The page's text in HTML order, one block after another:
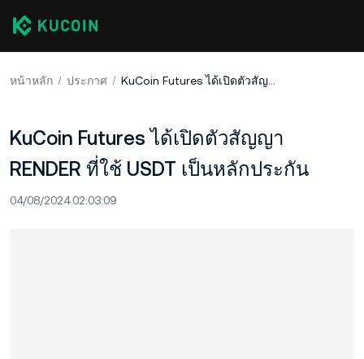
หน้าหลัก ประกาศ KuCoin Futures ได้เปิดตัวสัญญา RENDER ที่ใช้ USDT เป็นหลักประกัน
KuCoin Futures ได้เปิดตัวสัญญา
RENDER ที่ใช้ USDT เป็นหลักประกัน
04/08/2024 02:03:09